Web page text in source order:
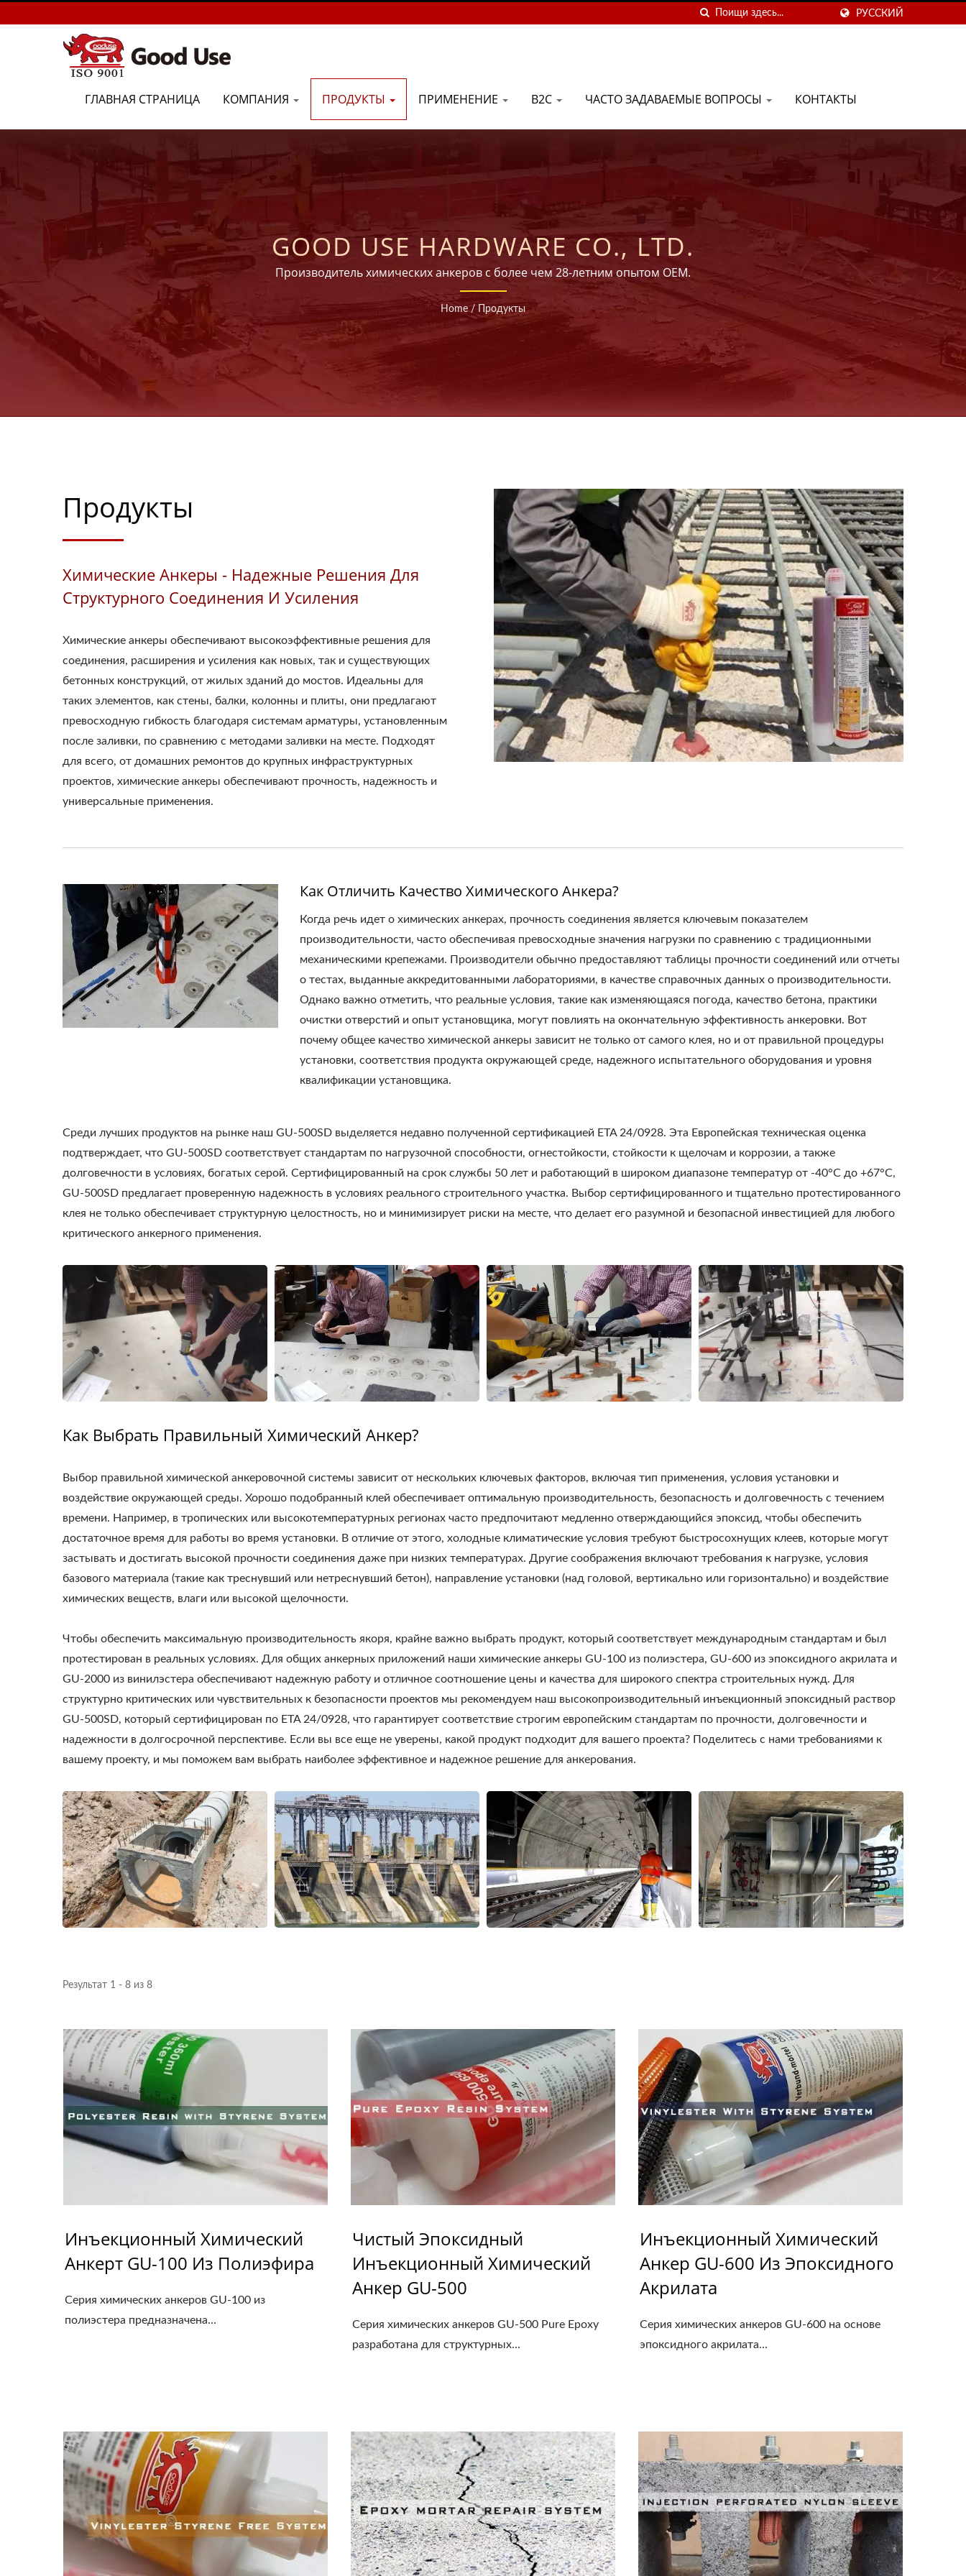
РУССКИЙ
ГЛАВНАЯ СТРАНИЦА КОМПАНИЯ ПРОДУКТЫ ПРИМЕНЕНИЕ B2C ЧАСТО ЗАДАВАЕМЫЕ ВОПРОСЫ КОНТАКТЫ
GOOD USE HARDWARE CO., LTD.
Производитель химических анкеров с более чем 28-летним опытом OEM.
Home / Продукты
Продукты
Химические Анкеры - Надежные Решения Для
Структурного Соединения И Усиления
Химические анкеры обеспечивают высокоэффективные решения для
соединения, расширения и усиления как новых, так и существующих
бетонных конструкций, от жилых зданий до мостов. Идеальны для
таких элементов, как стены, балки, колонны и плиты, они предлагают
превосходную гибкость благодаря системам арматуры, установленным
после заливки, по сравнению с методами заливки на месте. Подходят
для всего, от домашних ремонтов до крупных инфраструктурных
проектов, химические анкеры обеспечивают прочность, надежность и
универсальные применения.
Как Отличить Качество Химического Анкера?
Когда речь идет о химических анкерах, прочность соединения является ключевым показателем
производительности, часто обеспечивая превосходные значения нагрузки по сравнению с традиционными
механическими крепежами. Производители обычно предоставляют таблицы прочности соединений или отчеты
о тестах, выданные аккредитованными лабораториями, в качестве справочных данных о производительности.
Однако важно отметить, что реальные условия, такие как изменяющаяся погода, качество бетона, практики
очистки отверстий и опыт установщика, могут повлиять на окончательную эффективность анкеровки. Вот
почему общее качество химической анкеры зависит не только от самого клея, но и от правильной процедуры
установки, соответствия продукта окружающей среде, надежного испытательного оборудования и уровня
квалификации установщика.
Среди лучших продуктов на рынке наш GU-500SD выделяется недавно полученной сертификацией ETA 24/0928. Эта Европейская техническая оценка
подтверждает, что GU-500SD соответствует стандартам по нагрузочной способности, огнестойкости, стойкости к щелочам и коррозии, а также
долговечности в условиях, богатых серой. Сертифицированный на срок службы 50 лет и работающий в широком диапазоне температур от -40°C до +67°C,
GU-500SD предлагает проверенную надежность в условиях реального строительного участка. Выбор сертифицированного и тщательно протестированного
клея не только обеспечивает структурную целостность, но и минимизирует риски на месте, что делает его разумной и безопасной инвестицией для любого
критического анкерного применения.
Как Выбрать Правильный Химический Анкер?
Выбор правильной химической анкеровочной системы зависит от нескольких ключевых факторов, включая тип применения, условия установки и
воздействие окружающей среды. Хорошо подобранный клей обеспечивает оптимальную производительность, безопасность и долговечность с течением
времени. Например, в тропических или высокотемпературных регионах часто предпочитают медленно отверждающийся эпоксид, чтобы обеспечить
достаточное время для работы во время установки. В отличие от этого, холодные климатические условия требуют быстросохнущих клеев, которые могут
застывать и достигать высокой прочности соединения даже при низких температурах. Другие соображения включают требования к нагрузке, условия
базового материала (такие как треснувший или нетреснувший бетон), направление установки (над головой, вертикально или горизонтально) и воздействие
химических веществ, влаги или высокой щелочности.
Чтобы обеспечить максимальную производительность якоря, крайне важно выбрать продукт, который соответствует международным стандартам и был
протестирован в реальных условиях. Для общих анкерных приложений наши химические анкеры GU-100 из полиэстера, GU-600 из эпоксидного акрилата и
GU-2000 из винилэстера обеспечивают надежную работу и отличное соотношение цены и качества для широкого спектра строительных нужд. Для
структурно критических или чувствительных к безопасности проектов мы рекомендуем наш высокопроизводительный инъекционный эпоксидный раствор
GU-500SD, который сертифицирован по ETA 24/0928, что гарантирует соответствие строгим европейским стандартам по прочности, долговечности и
надежности в долгосрочной перспективе. Если вы все еще не уверены, какой продукт подходит для вашего проекта? Поделитесь с нами требованиями к
вашему проекту, и мы поможем вам выбрать наиболее эффективное и надежное решение для анкерования.
Результат 1 - 8 из 8
Инъекционный Химический
Анкерт GU-100 Из Полиэфира
Серия химических анкеров GU-100 из
полиэстера предназначена...
Чистый Эпоксидный
Инъекционный Химический
Анкер GU-500
Серия химических анкеров GU-500 Pure Epoxy
разработана для структурных...
Инъекционный Химический
Анкер GU-600 Из Эпоксидного
Акрилата
Серия химических анкеров GU-600 на основе
эпоксидного акрилата...